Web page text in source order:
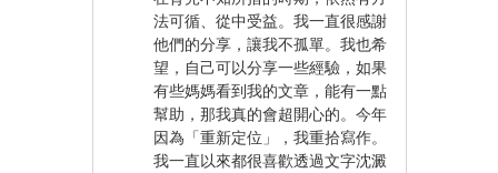
法可循、從中受益。我一直很感謝
他們的分享，讓我不孤單。我也希
望，自己可以分享一些經驗，如果
有些媽媽看到我的文章，能有一點
幫助，那我真的會超開心的。今年
因為「重新定位」，我重拾寫作。
我一直以來都很喜歡透過文字沈澱